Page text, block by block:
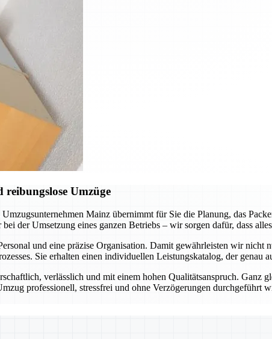
Umzüge
Mainz übernimmt für Sie die Planung, das
der Umsetzung eines ganzen Betriebs – wir sorgen dafür, dass
und eine präzise Organisation. Damit gewährleisten wir nicht
Sie erhalten einen individuellen Leistungskatalog, der genau
verlässlich und mit einem hohen Qualitätsanspruch. Ganz
professionell, stressfrei und ohne Verzögerungen durchgeführt